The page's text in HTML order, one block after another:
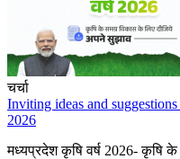
चर्चा
Inviting ideas and
2026
मध्यप्रदेश कृषि वर्ष 2026- कृषि